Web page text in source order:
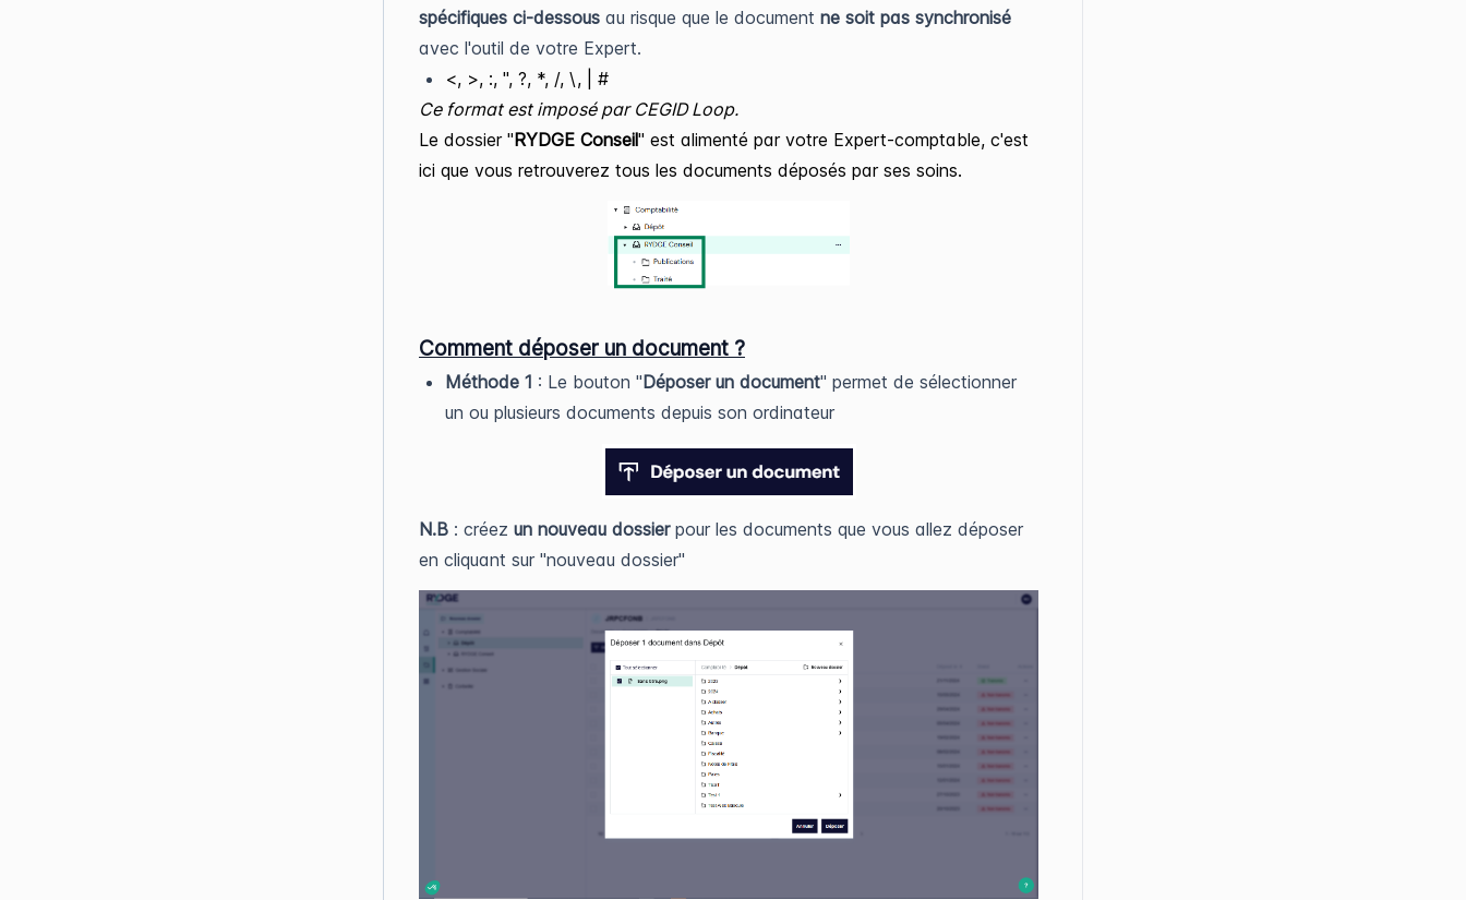
spécifiques ci-dessous au risque que le document ne soit pas synchronisé
avec l'outil de votre Expert.
<, >, :, ", ?, *, /, \, | #
Ce format est imposé par CEGID Loop.
Le dossier "RYDGE Conseil" est alimenté par votre Expert-comptable, c'est
ici que vous retrouverez tous les documents déposés par ses soins.
Comment déposer un document ?
Méthode 1 : Le bouton "Déposer un document" permet de sélectionner
un ou plusieurs documents depuis son ordinateur
N.B : créez un nouveau dossierpour les documents que vous allez déposer
en cliquant sur "nouveau dossier"